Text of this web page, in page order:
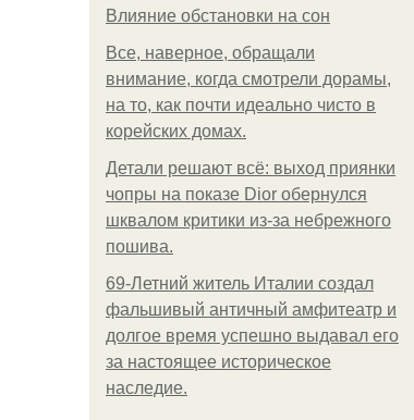
Влияние обстановки на сон
Все, наверное, обращали
внимание, когда смотрели дорамы,
на то, как почти идеально чисто в
корейских домах.
Детали решают всё: выход приянки
чопры на показе Dior обернулся
шквалом критики из-за небрежного
пошива.
69-Летний житель Италии создал
фальшивый античный амфитеатр и
долгое время успешно выдавал его
за настоящее историческое
наследие.